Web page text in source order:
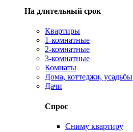
На длительный срок
Квартиры
1-комнатные
2-комнатные
3-комнатные
Комнаты
Дома, коттеджи, усадьбы
Дачи
Спрос
Сниму квартиру